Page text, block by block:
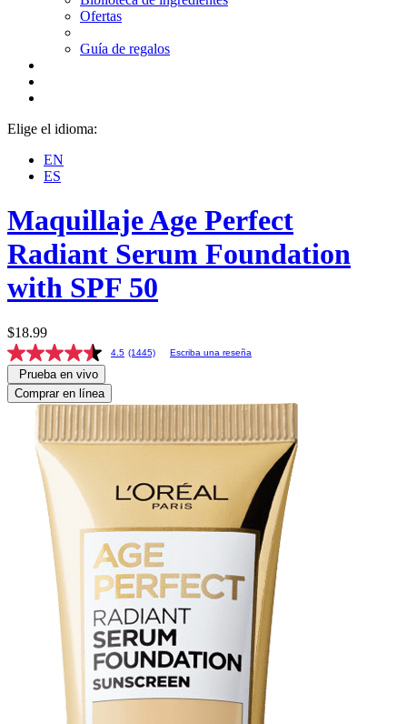
Ofertas
Guía de regalos
Elige el idioma:
EN
ES
Maquillaje Age Perfect
Radiant Serum Foundation
with SPF 50
$18.99
4.5 (1445) Escriba una reseña
Prueba en vivo
Comprar en línea